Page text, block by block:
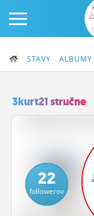
ČINŽIAK
FÓRUM
STATUSY
STAVY ALBUMY
3kurt21 stručne
22
followerov